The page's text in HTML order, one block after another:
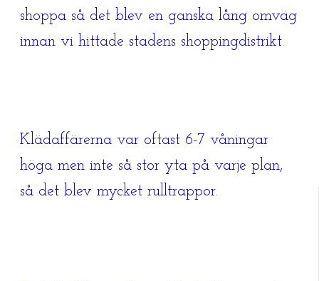
shoppa så det blev en ganska lång omväg
innan vi hittade stadens shoppingdistrikt.
Klädaffärerna var oftast 6-7 våningar
höga men inte så stor yta på varje plan,
så det blev mycket rulltrappor.